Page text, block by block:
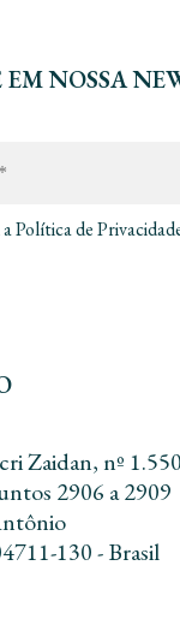
EM NOSSA
Política de
Zaidan, nº 1.550
2906 a 2909
130 - Brasil